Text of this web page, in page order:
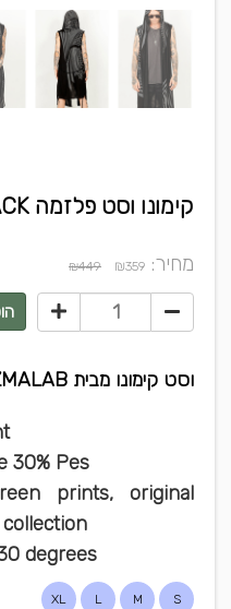
קימונו וסט פלזמה ATAR BLACK
מחיר: ₪359
₪449
וסט קימונו מבית PLAZMALAB
30% Pes
prints, original
degrees
S
M
L
XL